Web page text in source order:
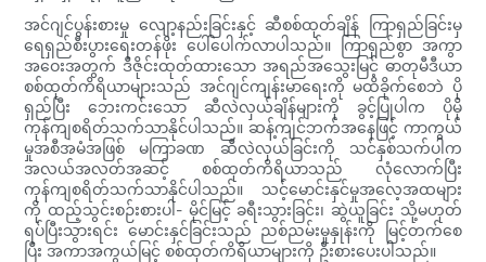
အင်ဂျင်ပွန်းစားမှု လျော့နည်းခြင်းနှင့် ဆီစစ်ထုတ်ချိန် ကြာရှည်ခြင်းမှ
ရေရှည်စီးပွားရေးတန်ဖိုး ပေါ်ပေါက်လာပါသည်။ ကြာရှည်စွာ အကွာ
အဝေးအတွက် ဒီဇိုင်းထုတ်ထားသော အရည်အသွေးမြင့် ဓာတုမီဒီယာ
စစ်ထုတ်ကိရိယာများသည် အင်ဂျင်ကျန်းမာရေးကို မထိခိုက်စေဘဲ ပို
ရှည်ပြီး ဘေးကင်းသော ဆီလဲလှယ်ချိန်များကို ခွင့်ပြုပါက ပိုမို
ကုန်ကျစရိတ်သက်သာနိုင်ပါသည်။ ဆန့်ကျင်ဘက်အနေဖြင့် ကာကွယ်
မှုအစီအမံအဖြစ် မကြာခဏ ဆီလဲလှယ်ခြင်းကို သင်နှစ်သက်ပါက
အလယ်အလတ်အဆင့် စစ်ထုတ်ကိရိယာသည် လုံလောက်ပြီး
ကုန်ကျစရိတ်သက်သာနိုင်ပါသည်။ သင့်မောင်းနှင်မှုအလေ့အထများ
ကို ထည့်သွင်းစဉ်းစားပါ- မိုင်မြင့် ခရီးသွားခြင်း၊ ဆွဲယူခြင်း သို့မဟုတ်
ရပ်ပြီးသွားရင်း မောင်းနှင်ခြင်းသည် ညစ်ညမ်းမှုနှုန်းကို မြင့်တက်စေ
ပြီး အကာအကွယ်မြင့် စစ်ထုတ်ကိရိယာများကို ဦးစားပေးပါသည်။